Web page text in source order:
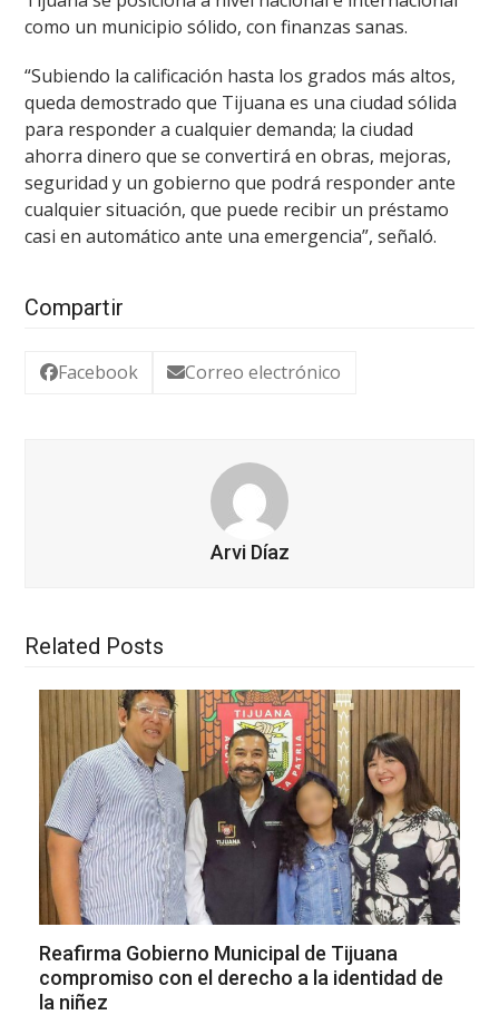
como un municipio sólido, con finanzas sanas.
“Subiendo la calificación hasta los grados más altos,
queda demostrado que Tijuana es una ciudad sólida
para responder a cualquier demanda; la ciudad
ahorra dinero que se convertirá en obras, mejoras,
seguridad y un gobierno que podrá responder ante
cualquier situación, que puede recibir un préstamo
casi en automático ante una emergencia”, señaló.
Compartir
Facebook Correo electrónico
Arvi Díaz
Related Posts
Reafirma Gobierno Municipal de Tijuana
compromiso con el derecho a la identidad de
la niñez